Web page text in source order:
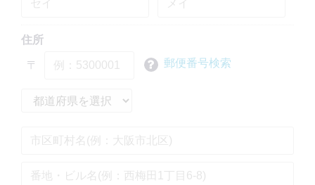
住所
〒
郵便番号検索